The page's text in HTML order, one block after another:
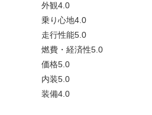
外観4.0
乗り心地4.0
走行性能5.0
燃費・経済性5.0
価格5.0
内装5.0
装備4.0